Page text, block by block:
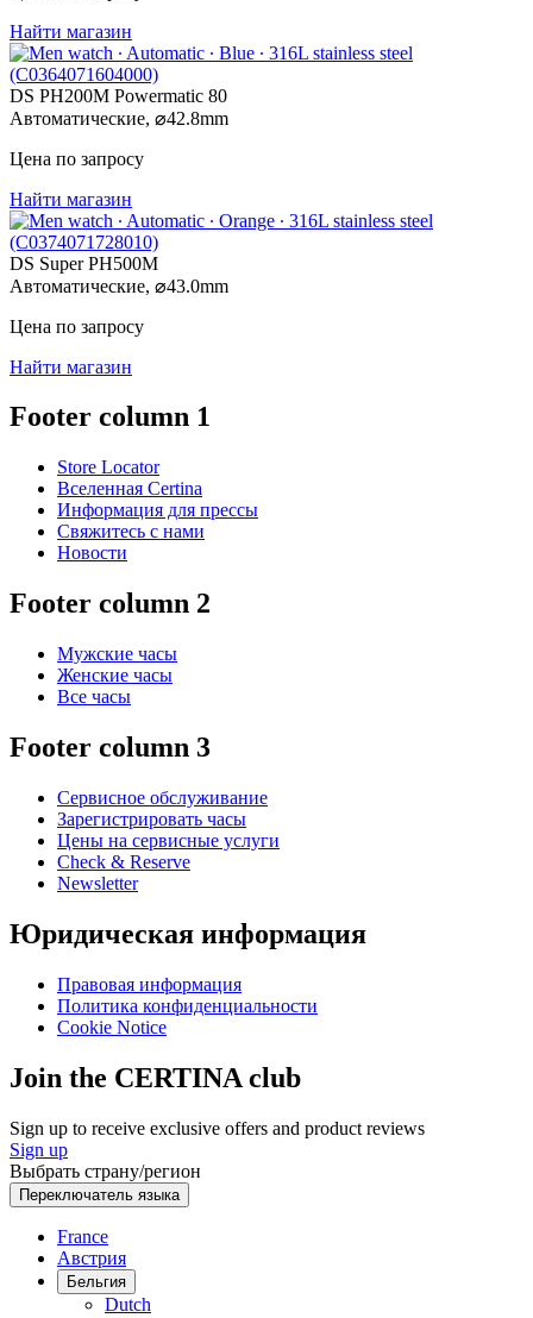
Найти магазин
DS PH200M Powermatic 80
Автоматические, ⌀42.8mm
Цена по запросу
Найти магазин
DS Super PH500M
Автоматические, ⌀43.0mm
Цена по запросу
Найти магазин
Footer column 1
Store Locator
Вселенная Certina
Информация для прессы
Свяжитесь с нами
Новости
Footer column 2
Мужские часы
Женские часы
Все часы
Footer column 3
Сервисное обслуживание
Зарегистрировать часы
Цены на сервисные услуги
Check & Reserve
Newsletter
Юридическая информация
Правовая информация
Политика конфиденциальности
Cookie Notice
Join the CERTINA club
Sign up to receive exclusive offers and product reviews
Sign up
Выбрать страну/регион
Переключатель языка
France
Австрия
Бельгия
Dutch